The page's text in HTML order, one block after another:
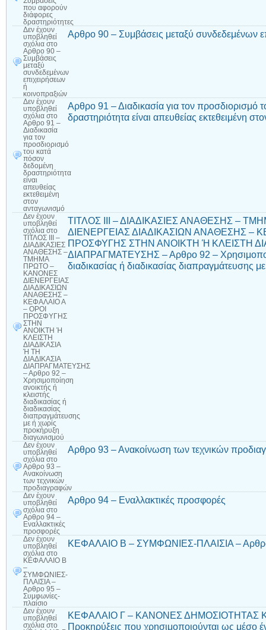
που αφορούν
διάφορες
δραστηριότητες
Δεν έχουν
υποβληθεί
σχόλια στο
Αρθρο 90 –
Συμβάσεις
μεταξύ
συνδεδεμένων
επιχειρήσεων
ή
κοινοπραξιών
Αρθρο 90 – Συμβάσεις μεταξύ συνδεδεμένων
Δεν έχουν
υποβληθεί
σχόλια στο
Αρθρο 91 –
Διαδικασία
για τον
προσδιορισμό
του κατά
πόσον
δεδομένη
δραστηριότητα
είναι
απευθείας
εκτεθειμένη
στον
ανταγωνισμό
Αρθρο 91 – Διαδικασία για τον προσδιορισμό
δραστηριότητα είναι απευθείας εκτεθειμένη
Δεν έχουν
υποβληθεί
σχόλια στο
ΤΙΤΛΟΣ ΙΙΙ –
ΔΙΑΔΙΚΑΣΙΕΣ
ΑΝΑΘΕΣΗΣ –
ΤΜΗΜΑ
ΠΡΩΤΟ –
ΚΑΝΟΝΕΣ
ΔΙΕΝΕΡΓΕΙΑΣ
ΔΙΑΔΙΚΑΣΙΩΝ
ΑΝΑΘΕΣΗΣ –
ΚΕΦΑΛΑΙΟ Α
– ΟΡΟΙ
ΠΡΟΣΦΥΓΗΣ
ΣΤΗΝ
ΑΝΟΙΚΤΗ Ή
ΚΛΕΙΣΤΗ
ΔΙΑΔΙΚΑΣΙΑ
Ή ΤΗ
ΔΙΑΔΙΚΑΣΙΑ
ΔΙΑΠΡΑΓΜΑΤΕΥΣΗΣ
– Αρθρο 92 –
Χρησιμοποίηση
ανοικτής ή
κλειστής
διαδικασίας ή
διαδικασίας
διαπραγμάτευσης
με ή χωρίς
προκήρυξη
διαγωνισμού
ΤΙΤΛΟΣ ΙΙΙ – ΔΙΑΔΙΚΑΣΙΕΣ ΑΝΑΘΕΣΗΣ –
ΔΙΕΝΕΡΓΕΙΑΣ ΔΙΑΔΙΚΑΣΙΩΝ ΑΝΑΘΕΣΗΣ –
ΠΡΟΣΦΥΓΗΣ ΣΤΗΝ ΑΝΟΙΚΤΗ Ή ΚΛΕΙΣΤΗ
ΔΙΑΠΡΑΓΜΑΤΕΥΣΗΣ – Αρθρο 92 –
διαδικασίας ή διαδικασίας διαπραγμάτευσης
Δεν έχουν
υποβληθεί
σχόλια στο
Αρθρο 93 –
Ανακοίνωση
των τεχνικών
προδιαγραφών
Αρθρο 93 – Ανακοίνωση των τεχνικών
Δεν έχουν
υποβληθεί
σχόλια στο
Αρθρο 94 –
Εναλλακτικές
προσφορές
Αρθρο 94 – Εναλλακτικές προσφορές
Δεν έχουν
υποβληθεί
σχόλια στο
ΚΕΦΑΛΑΙΟ Β
–
ΣΥΜΦΩΝΙΕΣ-
ΠΛΑΙΣΙΑ –
Αρθρο 95 –
Συμφωνίες-
πλαίσιο
ΚΕΦΑΛΑΙΟ Β – ΣΥΜΦΩΝΙΕΣ-ΠΛΑΙΣΙΑ – Αρθρο
Δεν έχουν
υποβληθεί
σχόλια στο
ΚΕΦΑΛΑΙΟ Γ – ΚΑΝΟΝΕΣ ΔΗΜΟΣΙΟΤΗΤΑΣ
Προκηρύξεις που χρησιμοποιούνται ως μέσο